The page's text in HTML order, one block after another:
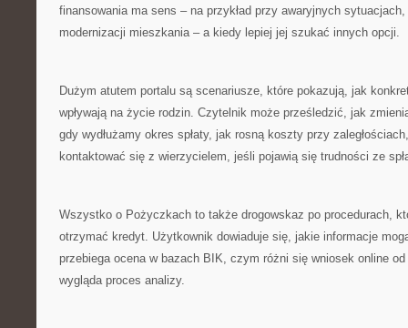
finansowania ma sens – na przykład przy awaryjnych
modernizacji mieszkania – a kiedy lepiej jej szukać innych opcji.
Dużym atutem portalu są scenariusze, które pokazują, jak
wpływają na życie rodzin. Czytelnik może prześledzić, jak
gdy wydłużamy okres spłaty, jak rosną koszty przy
kontaktować się z wierzycielem, jeśli pojawią się trudności ze
Wszystko o Pożyczkach to także drogowskaz po procedurach,
otrzymać kredyt. Użytkownik dowiaduje się, jakie informacje
przebiega ocena w bazach BIK, czym różni się wniosek online
wygląda proces analizy.